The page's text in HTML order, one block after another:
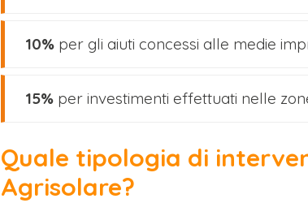
10% per gli aiuti concessi alle medie
15% per investimenti effettuati nelle
Quale tipologia di
Agrisolare?